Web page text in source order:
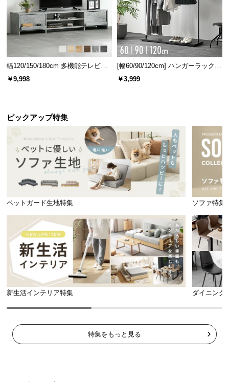
商品サイズ
※単位は「センチメートル」になります
幅120/150/180cm 多機能テレビボ
ード 木目/石目調 オープン収納・
引き出し収納付き
￥9,998
[幅60/90/120cm] ハンガーラック
スチール 4段階高さ調節 サイドフ
ック オープンラック シンプル
￥3,999
ピックアップ特集
ペットガード生地特集 ソファ特集
新生活インテリア特集 ダイニング
特集をもっと見る